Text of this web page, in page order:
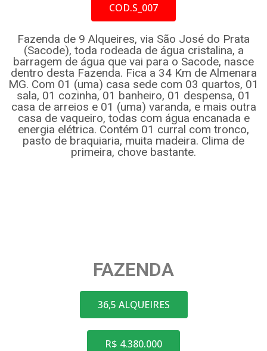
COD.S_007
Fazenda de 9 Alqueires, via São José do Prata
(Sacode), toda rodeada de água cristalina, a
barragem de água que vai para o Sacode, nasce
dentro desta Fazenda. Fica a 34 Km de Almenara
MG. Com 01 (uma) casa sede com 03 quartos, 01
sala, 01 cozinha, 01 banheiro, 01 despensa, 01
casa de arreios e 01 (uma) varanda, e mais outra
casa de vaqueiro, todas com água encanada e
energia elétrica. Contém 01 curral com tronco,
pasto de braquiaria, muita madeira. Clima de
primeira, chove bastante.
FAZENDA
36,5 ALQUEIRES
R$ 4.380.000